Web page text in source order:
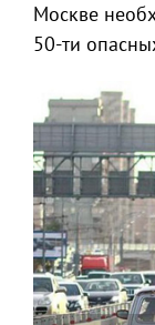
Москве
50-ти